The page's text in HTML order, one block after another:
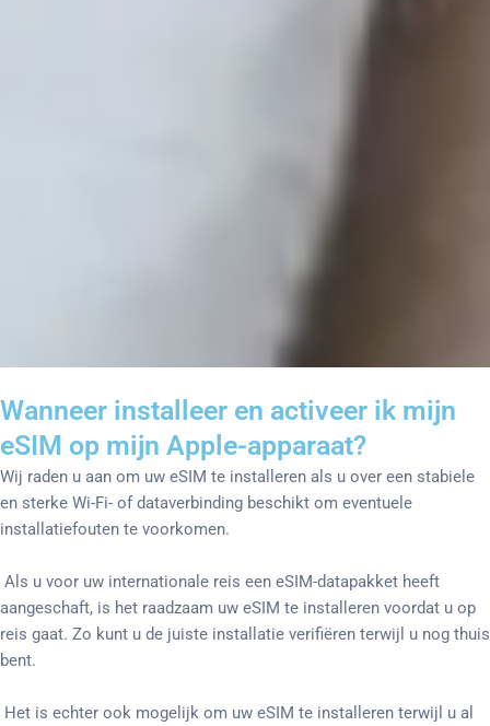
Wanneer installeer en activeer ik mijn
eSIM op mijn Apple-apparaat?
Wij raden u aan om uw eSIM te installeren als u over een stabiele
en sterke Wi-Fi- of dataverbinding beschikt om eventuele
installatiefouten te voorkomen.
Als u voor uw internationale reis een eSIM-datapakket heeft
aangeschaft, is het raadzaam uw eSIM te installeren voordat u op
reis gaat. Zo kunt u de juiste installatie verifiëren terwijl u nog thuis
bent.
Het is echter ook mogelijk om uw eSIM te installeren terwijl u al